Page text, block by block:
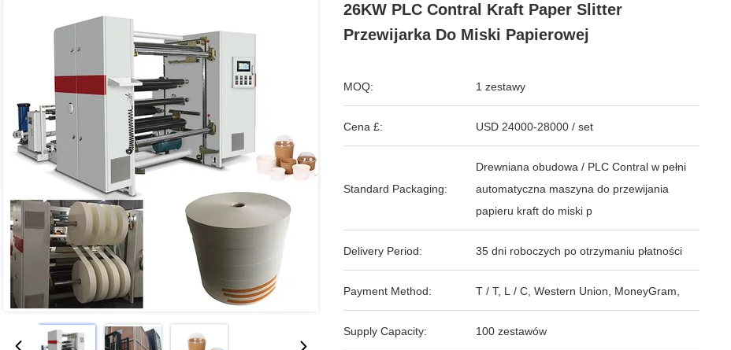
26KW PLC Contral Kraft Paper Slitter
Przewijarka Do Miski Papierowej
MOQ: 1 zestawy
Cena £: USD 24000-28000 / set
Standard Packaging:
Drewniana obudowa / PLC Contral w pełni
automatyczna maszyna do przewijania
papieru kraft do miski p
Delivery Period: 35 dni roboczych po otrzymaniu płatności
Payment Method: T / T, L / C, Western Union, MoneyGram,
Supply Capacity: 100 zestawów